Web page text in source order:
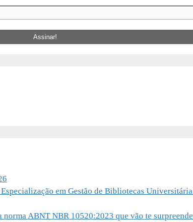
em Gestão de Bibliotecas
norma ABNT NBR 10520:2023 que vão te